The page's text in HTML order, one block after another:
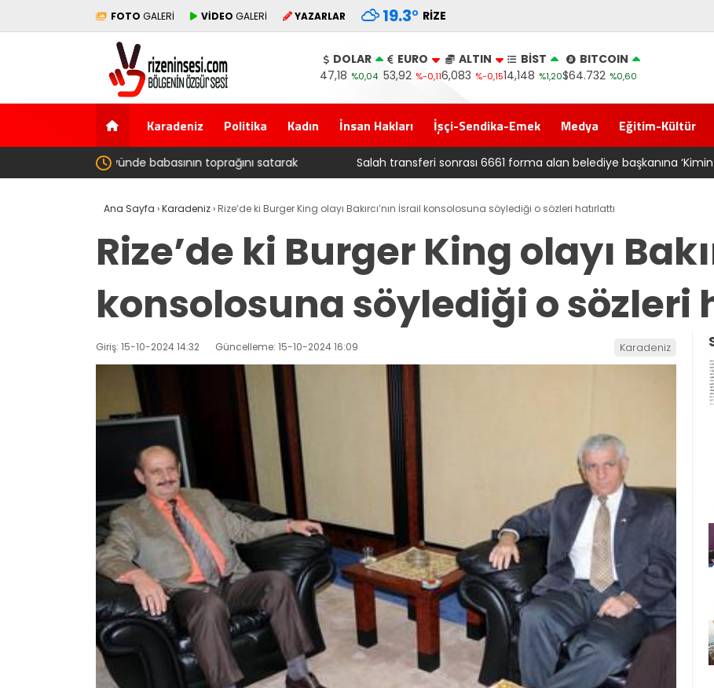
FOTO GALERİ VİDEO GALERİ YAZARLAR 19.3° RIZE
DOLAR
47,18 %0,04
EURO
53,92 %-0,11
ALTIN
6,083 %-0,15
BİST
14,148 %1,20
BITCOIN
$64.732 %0,60
Karadeniz Politika Kadın İnsan Hakları İşçi-Sendika-Emek Medya Eğitim-Kültür
Salah transferi sonrası 6661 forma alan belediye başkanına ‘Kimin parasıyla’ sorusu
Ana Sayfa ›Karadeniz› Rize’de ki Burger King olayı Bakırcı’nın İsrail konsolosuna söylediği o sözleri hatırlattı
Rize’de ki Burger King olayı
konsolosuna söylediği o sözleri
Giriş: 15-10-2024 14:32 Güncelleme: 15-10-2024 16:09 Karadeniz